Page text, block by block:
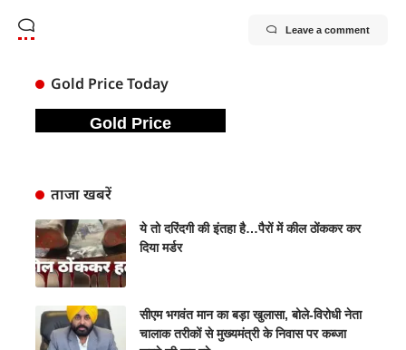
Leave a comment
Gold Price Today
Gold Price
ताजा खबरें
ये तो दरिंदगी की इंतहा है…पैरों में कील ठोंककर कर
दिया मर्डर
सीएम भगवंत मान का बड़ा खुलासा, बोले-विरोधी नेता
चालाक तरीकों से मुख्यमंत्री के निवास पर कब्जा